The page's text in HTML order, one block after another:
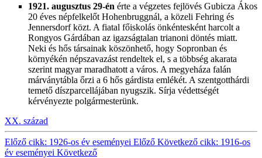
1921. augusztus 29-én érte a végzetes fejlövés Gubicza Ákos
20 éves népfelkelőt Hohenbruggnál, a közeli Fehring és
Jennersdorf közt. A fiatal főiskolás önkéntesként harcolt a
Rongyos Gárdában az igazságtalan trianoni döntés miatt.
Neki és hős társainak köszönhető, hogy Sopronban és
környékén népszavazást rendeltek el, s a többség akarata
szerint magyar maradhatott a város. A megyeháza falán
márványtábla őrzi a 6 hős gárdista emlékét. A szentgotthárdi
temető díszparcellájában nyugszik. Sírja védettségét
kérvényezte polgármesterünk.
XX. század
Előző cikk: 1926-os év eseményei Előző Következő cikk: 1916-os
év eseményei Következő